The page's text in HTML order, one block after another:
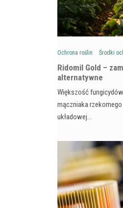
Ochrona roślin Środki
Ridomil Gold –
alternatywne
Większość
mączniaka
układowej…